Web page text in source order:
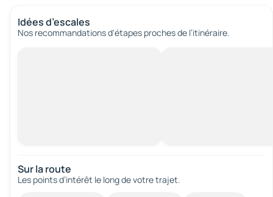
Idées d’escales
Nos recommandations d'étapes proches de l’itinéraire.
Sur la route
Les points d’intérêt le long de votre trajet.